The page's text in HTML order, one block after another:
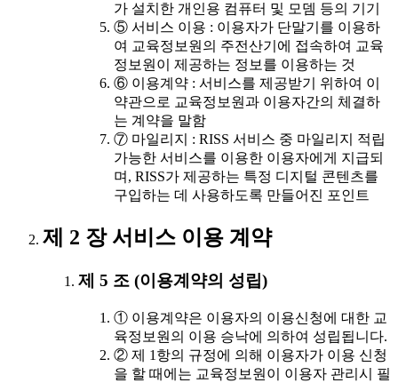
가 설치한 개인용 컴퓨터 및 모뎀 등의 기기
⑤ 서비스 이용 : 이용자가 단말기를 이용하
여 교육정보원의 주전산기에 접속하여 교육
정보원이 제공하는 정보를 이용하는 것
⑥ 이용계약 : 서비스를 제공받기 위하여 이
약관으로 교육정보원과 이용자간의 체결하
는 계약을 말함
⑦ 마일리지 : RISS 서비스 중 마일리지 적립
가능한 서비스를 이용한 이용자에게 지급되
며, RISS가 제공하는 특정 디지털 콘텐츠를
구입하는 데 사용하도록 만들어진 포인트
제 2 장 서비스 이용 계약
제 5 조 (이용계약의 성립)
① 이용계약은 이용자의 이용신청에 대한 교
육정보원의 이용 승낙에 의하여 성립됩니다.
② 제 1항의 규정에 의해 이용자가 이용 신청
을 할 때에는 교육정보원이 이용자 관리시 필